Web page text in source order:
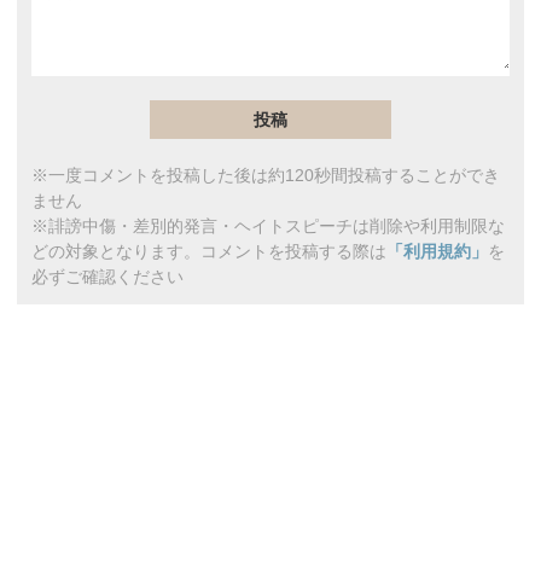
※一度コメントを投稿した後は約120秒間投稿することができ
ません
※誹謗中傷・差別的発言・ヘイトスピーチは削除や利用制限な
どの対象となります。コメントを投稿する際は 「利用規約」 を
必ずご確認ください